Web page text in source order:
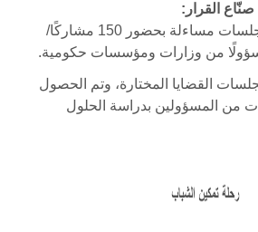
القرار :
مساءلة بحضور 150 مشاركًا/
من وزارات ومؤسسات حكومية.
القضايا المختارة، وتم الحصول
من المسؤولين بدراسة الحلول